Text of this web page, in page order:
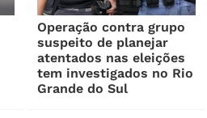
Operação contra grupo
suspeito de planejar
atentados nas eleições
tem investigados no Rio
Grande do Sul